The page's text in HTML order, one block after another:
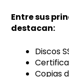
Entre sus
destacan:
Discos
Copias